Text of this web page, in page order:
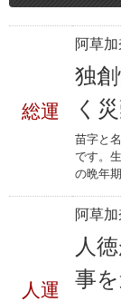
総運
阿草
独
く
苗字と
です。
の晩年
人運
阿草
人
事